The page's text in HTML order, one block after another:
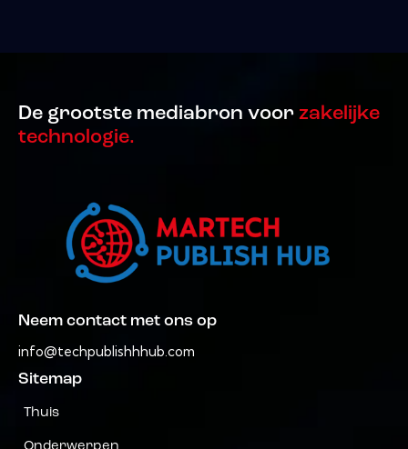
De grootste mediabron voor zakelijke
technologie.
Neem contact met ons op
info@techpublishhhub.com
Sitemap
Thuis